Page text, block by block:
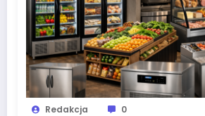
Redakcja 0